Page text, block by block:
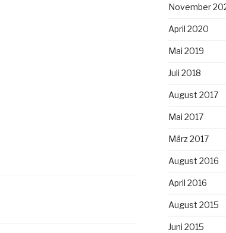
November
April 2020
Mai 2019
Juli 2018
August 2017
Mai 2017
März 2017
August 2016
April 2016
August 2015
Juni 2015